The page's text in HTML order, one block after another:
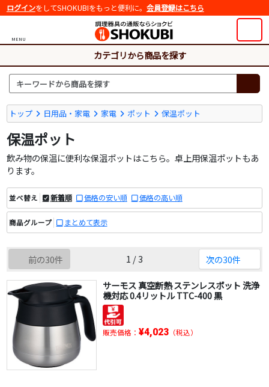
ログインをしてSHOKUBIをもっと便利に。 会員登録はこちら
MENU
カテゴリから商品を探す
トップ 日用品・家電 家電 ポット 保温ポット
保温ポット
飲み物の保温に便利な保温ポットはこちら。卓上用保温ポットもあ
ります。
並べ替え 新着順 価格の安い順 価格の高い順
商品グループ まとめて表示
前の30件 1 / 3 次の30件
サーモス 真空断熱 ステンレスポット 洗浄
機対応 0.4リットル TTC-400 黒
販売価格： ¥4,023（税込）